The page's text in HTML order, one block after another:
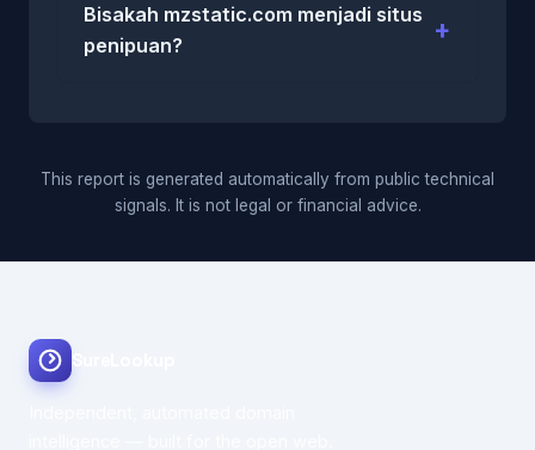
Bisakah mzstatic.com menjadi situs
penipuan?
This report is generated automatically from public technical
signals. It is not legal or financial advice.
SureLookup